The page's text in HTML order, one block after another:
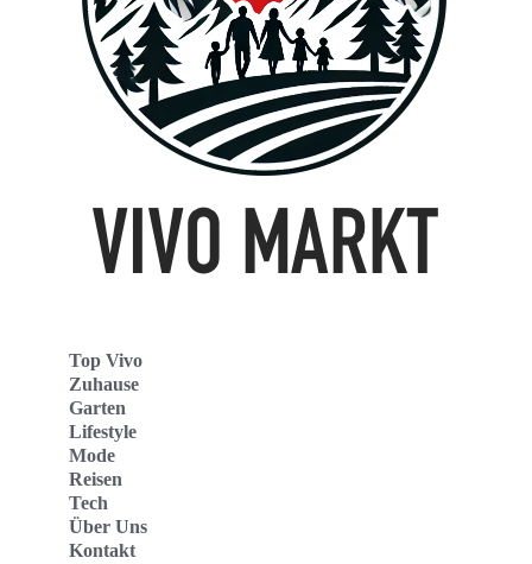
Top Vivo
Zuhause
Garten
Lifestyle
Mode
Reisen
Tech
Über Uns
Kontakt